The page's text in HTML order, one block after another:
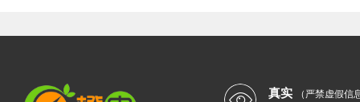
真实
（严禁虚假信